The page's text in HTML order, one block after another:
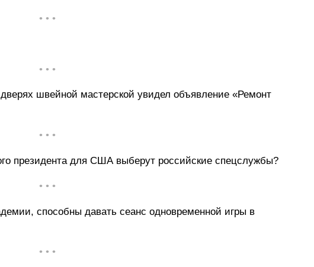
• • •
• • •
швейной мастерской увидел объявление «Ремонт
• • •
президента для США выберут российские спецслужбы?
• • •
способны давать сеанс одновременной игры в
• • •